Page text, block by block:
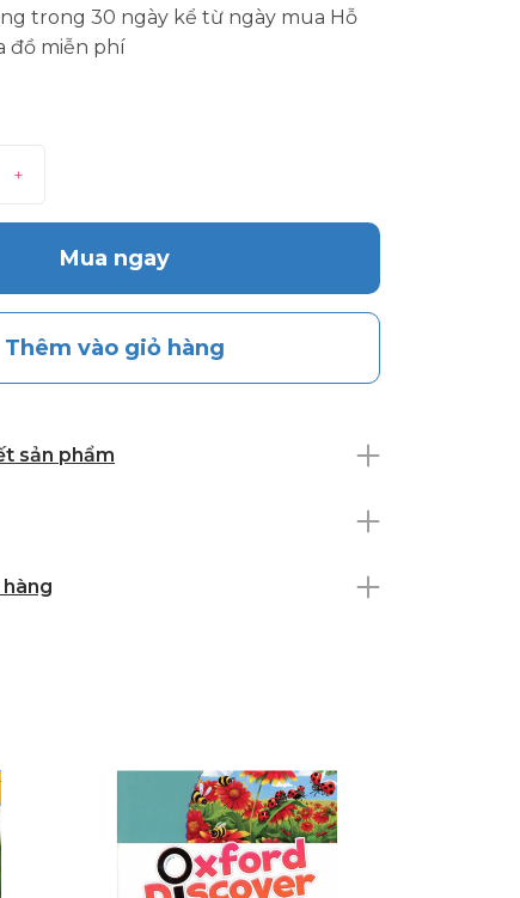
trong 30 ngày kể từ ngày mua Hỗ
đồ miễn phí
+
Mua ngay
Thêm vào giỏ hàng
sản phẩm